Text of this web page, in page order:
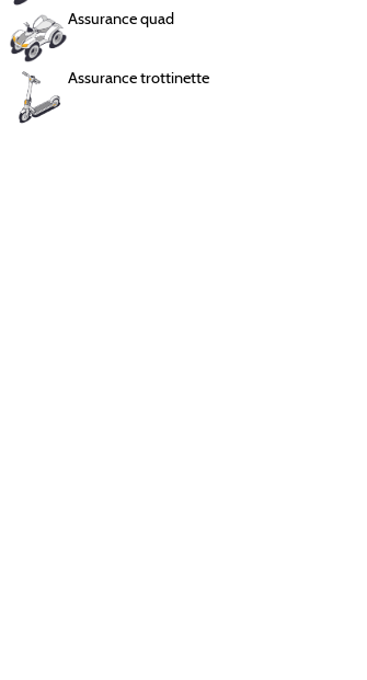
Assurance quad
Assurance trottinette
Assurance chaton
Chauffeur VTC